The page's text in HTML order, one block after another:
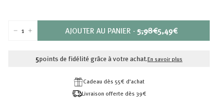
+ AJOUTER AU PANIER -PRIX
5,98€
5,98€
PRIX
RÉDUIT
5,49€
5,49€
5points de fidélité grâce à votre achat.En savoir plus
Cadeau dès 55€ d'achat
Livraison offerte dès 39€